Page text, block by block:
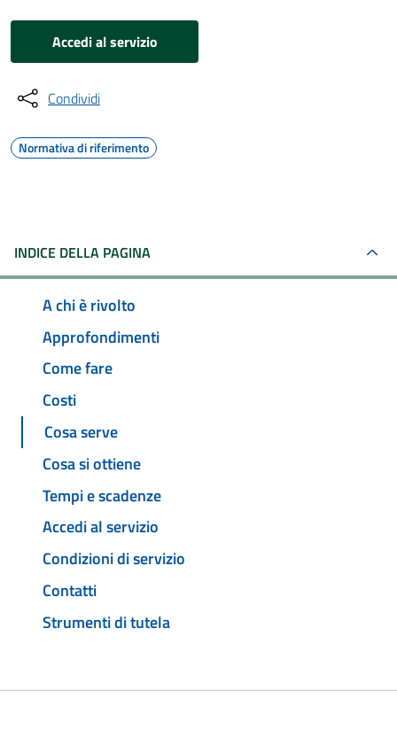
Accedi al servizio
Condividi
Normativa di riferimento
INDICE DELLA PAGINA
A chi è rivolto
Approfondimenti
Come fare
Costi
Cosa serve
Cosa si ottiene
Tempi e scadenze
Accedi al servizio
Condizioni di servizio
Contatti
Strumenti di tutela